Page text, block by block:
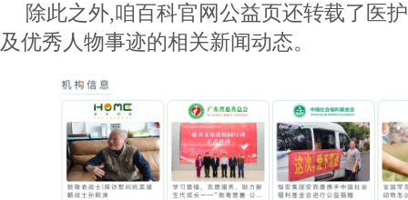
除此之外,咱百科官网公益页还转载了医
及优秀人物事迹的相关新闻动态。